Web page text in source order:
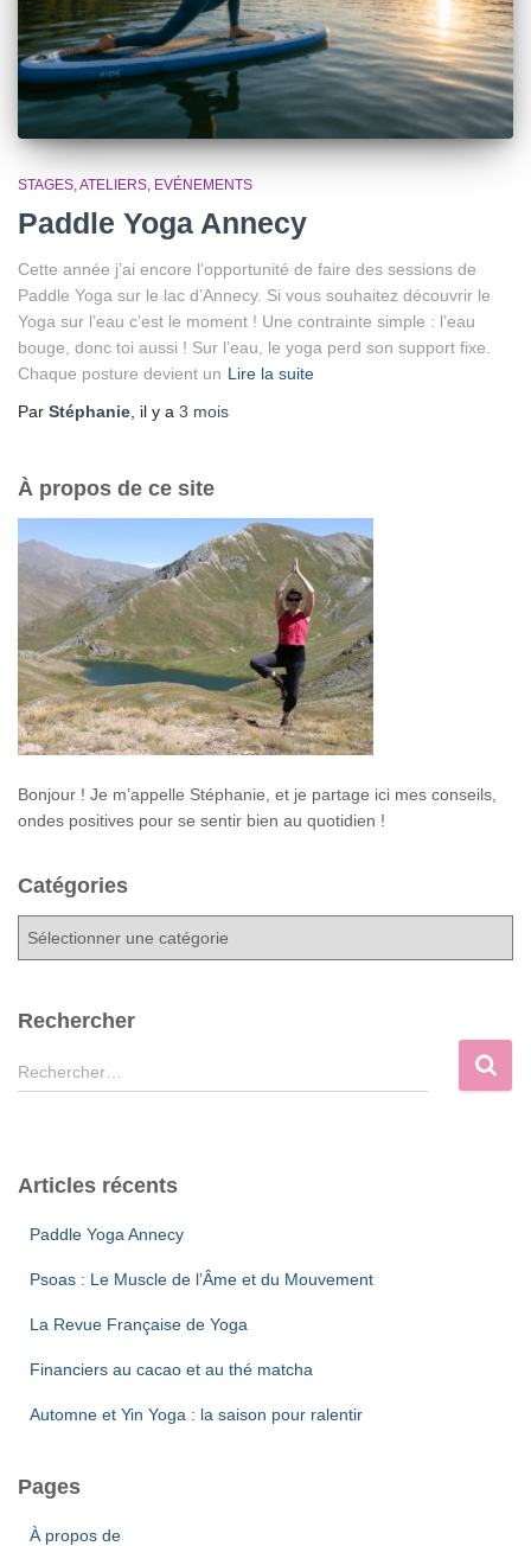
STAGES, ATELIERS, EVÉNEMENTS
Paddle Yoga Annecy
Cette année j’ai encore l’opportunité de faire des sessions de
Paddle Yoga sur le lac d’Annecy. Si vous souhaitez découvrir le
Yoga sur l’eau c’est le moment ! Une contrainte simple : l’eau
bouge, donc toi aussi ! Sur l’eau, le yoga perd son support fixe.
Chaque posture devient un Lire la suite
Par Stéphanie , il y a 3 mois
À propos de ce site
Bonjour ! Je m’appelle Stéphanie, et je partage ici mes conseils,
ondes positives pour se sentir bien au quotidien !
Catégories
g
r
Rechercher
R
e
r
Rechercher…
Articles récents
Paddle Yoga Annecy
Psoas : Le Muscle de l’Âme et du Mouvement
La Revue Française de Yoga
Financiers au cacao et au thé matcha
Automne et Yin Yoga : la saison pour ralentir
Pages
À propos de